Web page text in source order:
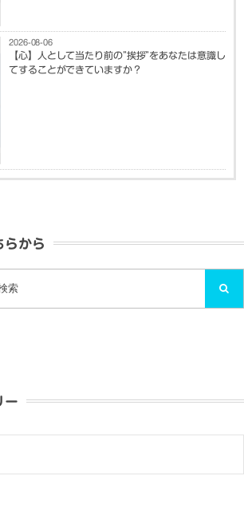
2026-08-06
【心】人として当たり前の”挨拶”をあなたは意識し
てすることができていますか？
らから
ー